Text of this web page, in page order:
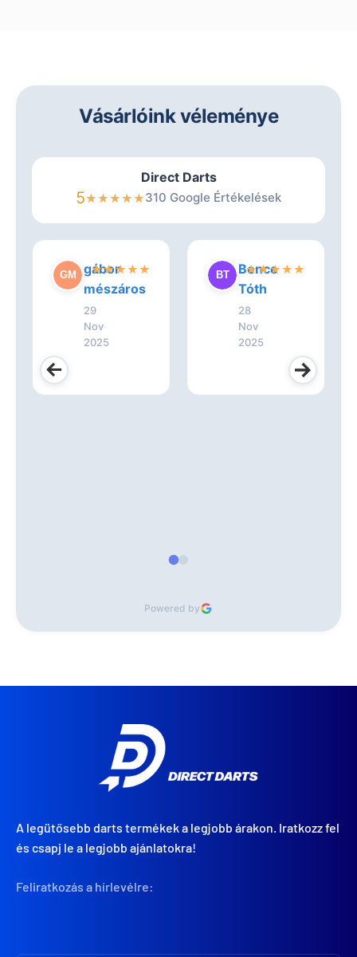
Vásárlóink véleménye
Direct Darts
5★★★★★310 Google Értékelések
gábor
mészáros
29
Nov
2025
★★★★★
Bence
Tóth
28
Nov
2025
★★★★★
Powered by
A legütősebb darts termékek a legjobb árakon. Iratkozz fel
és csapj le a legjobb ajánlatokra!
Feliratkozás a hírlevélre: